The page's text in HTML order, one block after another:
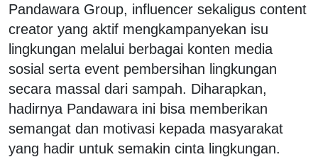
Pandawara Group, influencer sekaligus content
creator yang aktif mengkampanyekan isu
lingkungan melalui berbagai konten media
sosial serta event pembersihan lingkungan
secara massal dari sampah. Diharapkan,
hadirnya Pandawara ini bisa memberikan
semangat dan motivasi kepada masyarakat
yang hadir untuk semakin cinta lingkungan.